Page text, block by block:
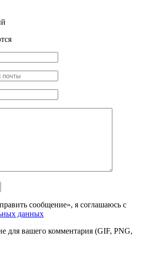
сообщение», я соглашаюсь с
данных
для вашего комментария (GIF, PNG,